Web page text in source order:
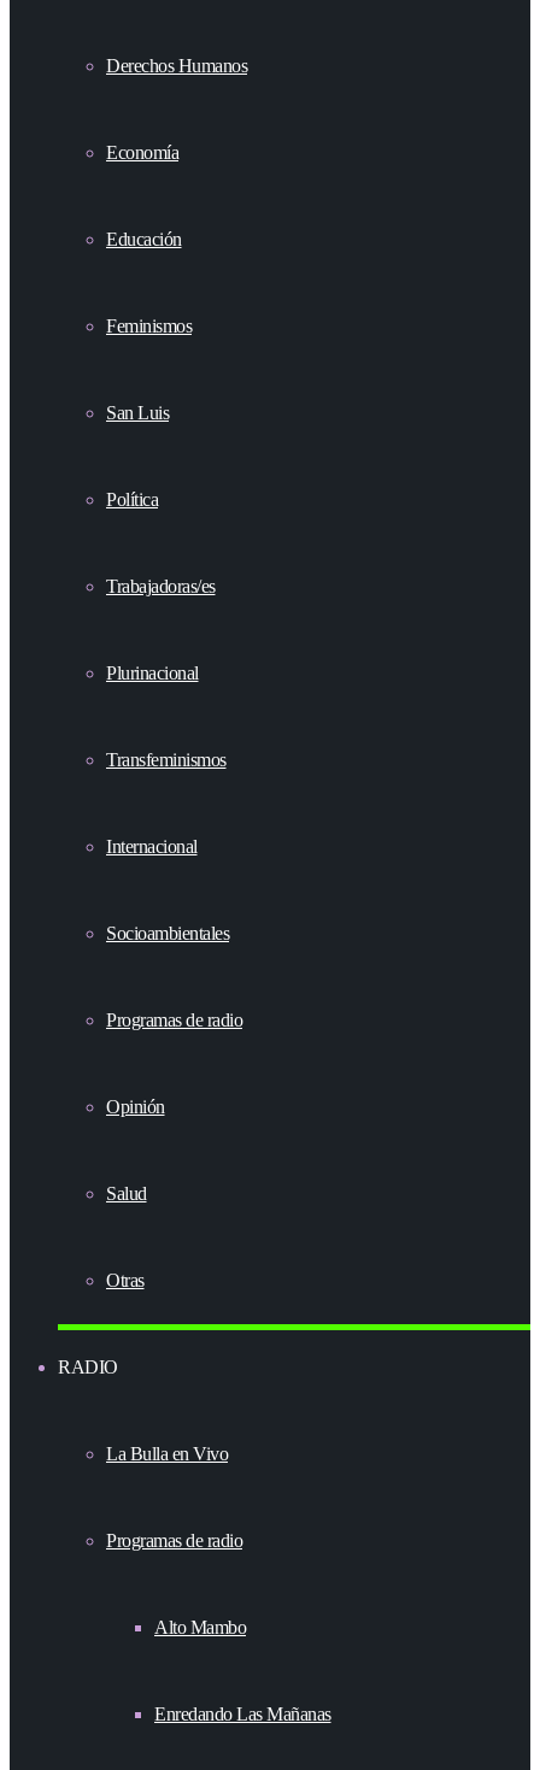
Derechos Humanos
Economía
Educación
Feminismos
San Luis
Política
Trabajadoras/es
Plurinacional
Transfeminismos
Internacional
Socioambientales
Programas de radio
Opinión
Salud
Otras
RADIO
La Bulla en Vivo
Programas de radio
Alto Mambo
Enredando Las Mañanas